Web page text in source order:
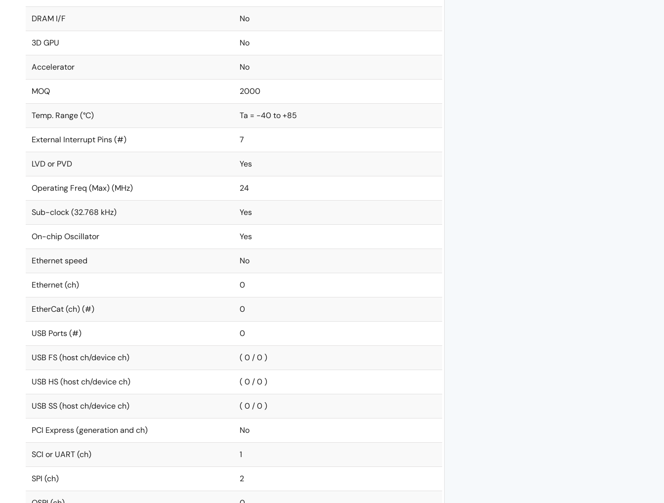
DRAM I/F No
3D GPU No
Accelerator No
MOQ 2000
Temp. Range (°C) Ta = -40 to +85
External Interrupt Pins (#) 7
LVD or PVD Yes
Operating Freq (Max) (MHz) 24
Sub-clock (32.768 kHz) Yes
On-chip Oscillator Yes
Ethernet speed No
Ethernet (ch) 0
EtherCat (ch) (#) 0
USB Ports (#) 0
USB FS (host ch/device ch) ( 0 / 0 )
USB HS (host ch/device ch) ( 0 / 0 )
USB SS (host ch/device ch) ( 0 / 0 )
PCI Express (generation and ch) No
SCI or UART (ch) 1
SPI (ch) 2